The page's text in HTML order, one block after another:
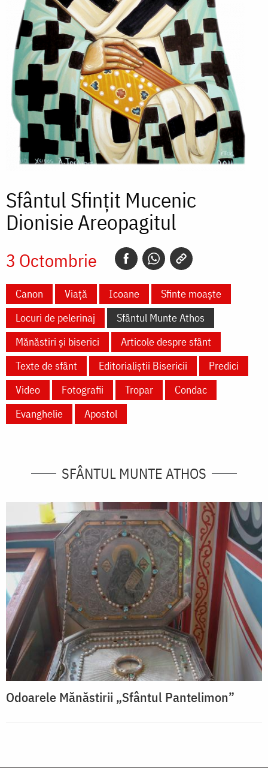
Sfântul Sfințit Mucenic
Dionisie Areopagitul
3 Octombrie
Canon Viață Icoane
Sfinte moaște
Locuri de pelerinaj
Sfântul Munte Athos
Mănăstiri și biserici
Articole despre sfânt
Texte de sfânt
Editorialiștii Bisericii
Predici
Video
Fotografii Tropar
Condac
Evanghelie
Apostol
SFÂNTUL MUNTE ATHOS
Odoarele Mănăstirii „Sfântul Pantelimon”